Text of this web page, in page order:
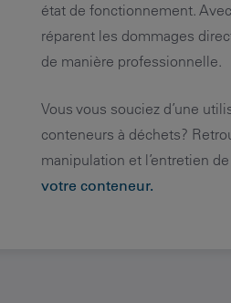
état de fonctionnement.
réparent les dommages
de manière professionnelle.
Vous vous souciez d’une
conteneurs à déchets?
manipulation et l’entretien
votre conteneur.